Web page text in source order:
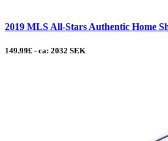
2019 MLS All-Stars Authentic Home
149.99£ - ca: 2032 SEK